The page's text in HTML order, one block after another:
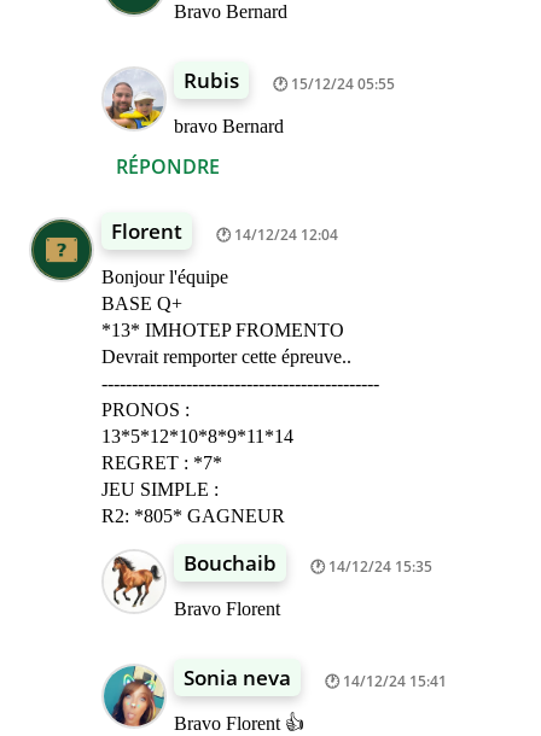
RÉPONDRE
Bravo Bernard
Rubis 15/12/24 05:55
bravo Bernard
Florent 14/12/24 12:04
Bonjour l'équipe
BASE Q+
*13* IMHOTEP FROMENTO
Devrait remporter cette épreuve..
----------------------------------------------
PRONOS :
13*5*12*10*8*9*11*14
REGRET : *7*
JEU SIMPLE :
R2: *805* GAGNEUR
Bouchaib 14/12/24 15:35
Bravo Florent
Sonia neva 14/12/24 15:41
Bravo Florent 👍